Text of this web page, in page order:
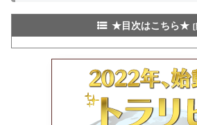
★目次はこちら★